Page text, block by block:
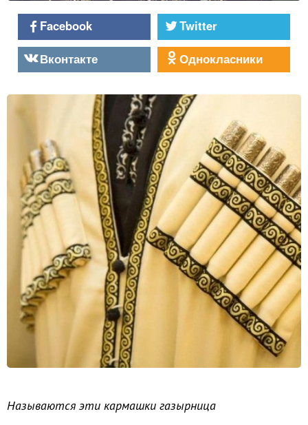
Facebook
Twitter
Вконтакте
Однокласники
Называются эти кармашки газырница